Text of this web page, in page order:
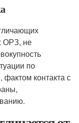
ОРЗ, не
по
контакта с